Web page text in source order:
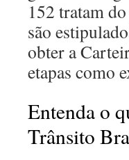
152 tratam
são
obter a
etapas como
Entenda o
Trânsito